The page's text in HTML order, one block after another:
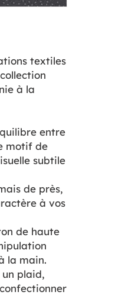
textiles
à la
entre
motif de
subtile
de près,
à vos
de haute
la main.
un plaid,